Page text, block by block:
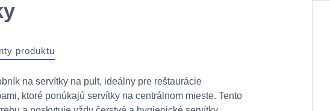
produktu
na servítky na pult, ideálny pre reštaurácie
ktoré ponúkajú servítky na centrálnom mieste. Tento